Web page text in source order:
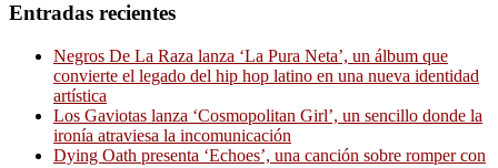
Entradas recientes
Negros De La Raza lanza ‘La Pura Neta’, un álbum que
convierte el legado del hip hop latino en una nueva identidad
artística
Los Gaviotas lanza ‘Cosmopolitan Girl’, un sencillo donde la
ironía atraviesa la incomunicación
Dying Oath presenta ‘Echoes’, una canción sobre romper con